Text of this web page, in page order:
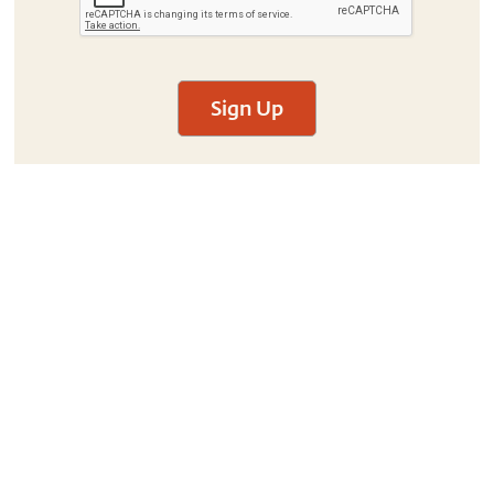
Sign Up